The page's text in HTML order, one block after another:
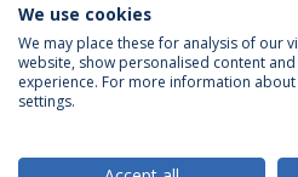
ÚLTIMAS NOTÍCIAS
Política de Privacidade
We use cookies
We may place these for analysis of our
website, show personalised content
experience. For more information
settings.